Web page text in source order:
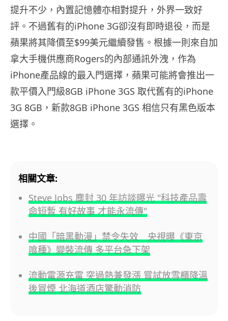
提升不少，內置記憶體亦相對提升，外界一致好
評。不過舊有的iPhone 3G卻沒有即時退役，而是
蘋果將其降價至$99美元繼續發售。根據一則來自加
拿大手機供應商Rogers的內部通訊外洩，作為
iPhone產品線的最入門選擇，蘋果可能將會推出一
款平價入門級8GB iPhone 3GS 取代舊有的iPhone
3G 8GB，新款8GB iPhone 3GS 相信只有黑色版本
選擇。
相關文章:
Steve Jobs 塵封 30 年訪談曝光 "科技產品壽
命短暫 有好故事 才能永流傳"
中國「暗黑動漫」禁令失效 央視曝《東京
喰種》變裝流傳 多平台急下架
流動電源充電 突過熱兼發漲 嘗試放雪櫃降溫
後冒煙 北海道酒店驚動消防